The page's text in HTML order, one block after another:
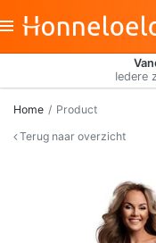
Iedere
Home
Product
Terug naar overzicht